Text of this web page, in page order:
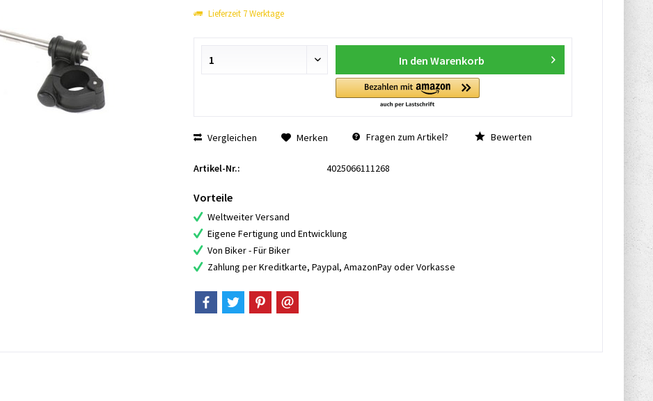
Lieferzeit 7 Werktage
In den Warenkorb
Vergleichen Merken Fragen zum Artikel? Bewerten
Artikel-Nr.: 4025066111268
Vorteile
Weltweiter Versand
Eigene Fertigung und Entwicklung
Von Biker - Für Biker
Zahlung per Kreditkarte, Paypal, AmazonPay oder Vorkasse